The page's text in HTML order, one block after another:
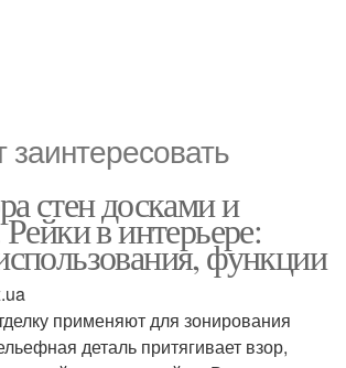
стен досками и
в интерьере:
функции
применяют для зонирования
деталь притягивает взор,